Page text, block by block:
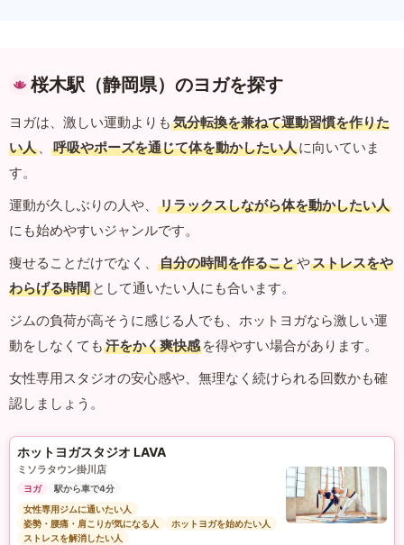
桜木駅（静岡県）のヨガを探す
ヨガは、激しい運動よりも 気分転換を兼ねて運動習慣を作りた
い人 、 呼吸やポーズを通じて体を動かしたい人に向いていま
す。
運動が久しぶりの人や、
リラックスしながら体を動かしたい人
にも始めやすいジャンルです。
痩せることだけでなく、
自分の時間を作ることやストレスをや
わらげる時間 として通いたい人にも合います。
ジムの負荷が高そうに感じる人でも、ホットヨガなら激しい運
動をしなくても 汗をかく爽快感 を得やすい場合があります。
女性専用スタジオの安心感や、無理なく続けられる回数かも確
認しましょう。
ホットヨガスタジオ LAVA
ミソラタウン掛川店
ヨガ
駅から車で4分
女性専用ジムに通いたい人
姿勢・腰痛・肩こりが気になる人
ホットヨガを始めたい人
ストレスを解消したい人